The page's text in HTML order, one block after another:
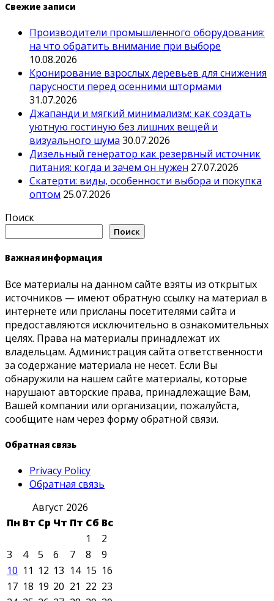
Свежие записи
Производители промышленного оборудования:
на что обратить внимание при выборе
10.08.2026
Кронирование взрослых деревьев для снижения
парусности перед осенними штормами
31.07.2026
Джапанди и мягкий минимализм: как создать
уютную гостиную без лишних вещей и
визуального шума 30.07.2026
Дизельный генератор как резервный источник
питания: когда и зачем он нужен 27.07.2026
Скатерти: виды, особенности выбора и покупка
оптом 25.07.2026
Поиск
Поиск
Важная информация
Все материалы на данном сайте взяты из открытых
источников — имеют обратную ссылку на материал в
интернете или присланы посетителями сайта и
предоставляются исключительно в ознакомительных
целях. Права на материалы принадлежат их
владельцам. Администрация сайта ответственности
за содержание материала не несет. Если Вы
обнаружили на нашем сайте материалы, которые
нарушают авторские права, принадлежащие Вам,
Вашей компании или организации, пожалуйста,
сообщите нам через форму обратной связи.
Обратная связь
Privacy Policy
Обратная связь
Август 2026
Пн Вт Ср Чт Пт Сб Вс
1
2
3
4 5 6 7 8
9
10 11 12 13 14 15 16
17 18 19 20 21 22 23